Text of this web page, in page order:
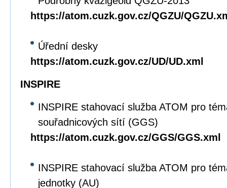
https://atom.cuzk.gov.cz/QGZU/
Úřední desky
https://atom.cuzk.gov.cz/UD/UD.xml
INSPIRE
INSPIRE stahovací služba ATOM pro
souřadnicových sítí (GGS)
https://atom.cuzk.gov.cz/GGS/GGS.xml
INSPIRE stahovací služba ATOM pro
jednotky (AU)